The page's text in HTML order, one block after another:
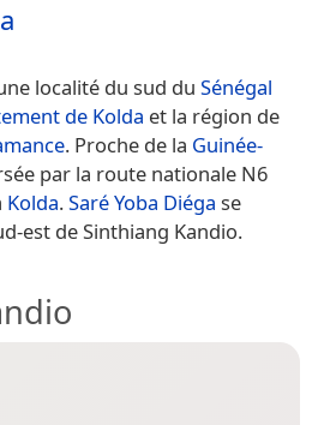
localité du sud du Sénégal
de Kolda et la région de
. Proche de la Guinée-
par la route nationale N6
Kolda.Saré Yoba Diéga se
est de Sinthiang Kandio.